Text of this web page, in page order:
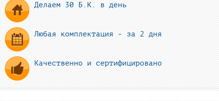
Делаем 30 Б.К. в день
Любая комплектация - за 2 дня
Качественно и сертифицировано